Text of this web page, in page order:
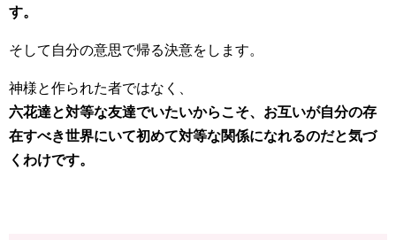
す。
そして自分の意思で帰る決意をします。
神様と作られた者ではなく、
六花達と対等な友達でいたいからこそ、お互いが自分の存
在すべき世界にいて初めて対等な関係になれるのだと気づ
くわけです。